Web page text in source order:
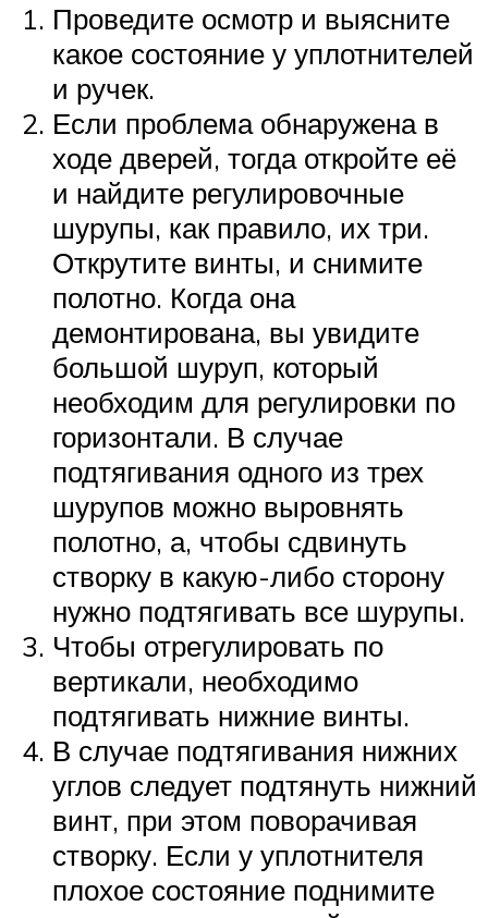
Проведите осмотр и выясните
какое состояние у уплотнителей
и ручек.
Если проблема обнаружена в
ходе дверей, тогда откройте её
и найдите регулировочные
шурупы, как правило, их три.
Открутите винты, и снимите
полотно. Когда она
демонтирована, вы увидите
большой шуруп, который
необходим для регулировки по
горизонтали. В случае
подтягивания одного из трех
шурупов можно выровнять
полотно, а, чтобы сдвинуть
створку в какую-либо сторону
нужно подтягивать все шурупы.
Чтобы отрегулировать по
вертикали, необходимо
подтягивать нижние винты.
В случае подтягивания нижних
углов следует подтянуть нижний
винт, при этом поворачивая
створку. Если у уплотнителя
плохое состояние поднимите